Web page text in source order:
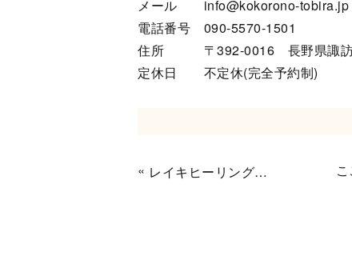
メール info@kokorono-tobira.jp
電話番号 090-5570-1501
住所 〒392-0016 長野県諏訪
定休日 不定休(完全予約制)
« レイキヒーリングで、胸の詰まりが取れて、怒りの感情が癒される